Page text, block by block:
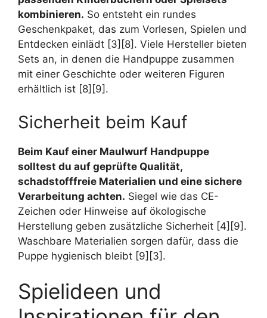
kombinieren. So entsteht ein rundes
Geschenkpaket, das zum Vorlesen, Spielen und
Entdecken einlädt [3][8]. Viele Hersteller bieten
Sets an, in denen die Handpuppe zusammen
mit einer Geschichte oder weiteren Figuren
erhältlich ist [8][9].
Sicherheit beim Kauf
Beim Kauf einer Maulwurf Handpuppe
solltest du auf geprüfte Qualität,
schadstofffreie Materialien und eine sichere
Verarbeitung achten. Siegel wie das CE-
Zeichen oder Hinweise auf ökologische
Herstellung geben zusätzliche Sicherheit [4][9].
Waschbare Materialien sorgen dafür, dass die
Puppe hygienisch bleibt [9][3].
Spielideen und